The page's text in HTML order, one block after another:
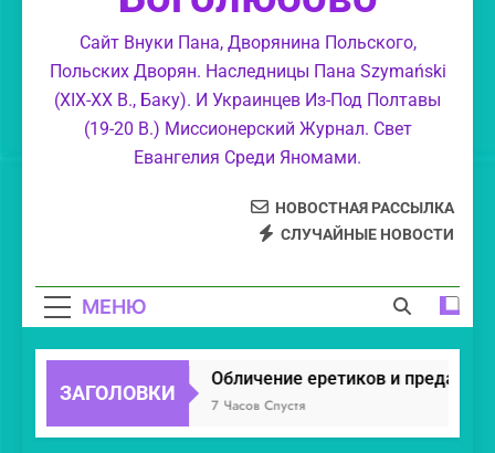
Великолепие Божие.
Обличение еретиков, уклонившихся в
суемудрие.
Свет Православия.
Сайт Внуки Пана, Дворянина Польского,
Польских Дворян. Наследницы Пана Szymański
(XIX-XX В., Баку). И Украинцев Из-Под Полтавы
(19-20 В.) Миссионерский Журнал. Свет
Евангелия Среди Яномами.
НОВОСТНАЯ РАССЫЛКА
СЛУЧАЙНЫЕ НОВОСТИ
МЕНЮ
ЗАГОЛОВКИ
Обличение еретиков и
7 Часов Спустя